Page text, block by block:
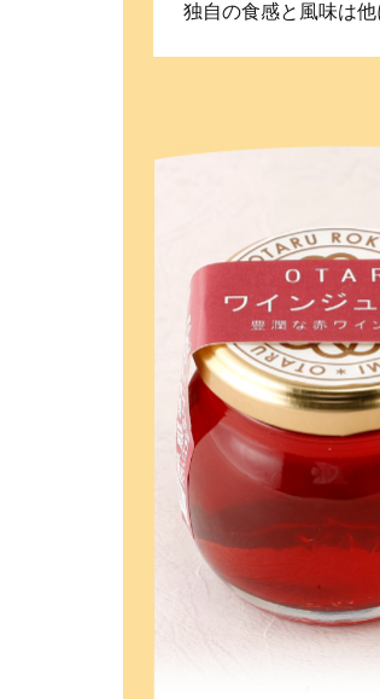
独自の食感と風味は他